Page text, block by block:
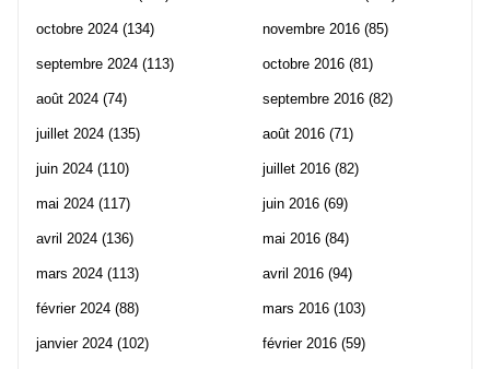
octobre 2024 (134)
septembre 2024 (113)
août 2024 (74)
juillet 2024 (135)
juin 2024 (110)
mai 2024 (117)
avril 2024 (136)
mars 2024 (113)
février 2024 (88)
janvier 2024 (102)
novembre 2016 (85)
octobre 2016 (81)
septembre 2016 (82)
août 2016 (71)
juillet 2016 (82)
juin 2016 (69)
mai 2016 (84)
avril 2016 (94)
mars 2016 (103)
février 2016 (59)